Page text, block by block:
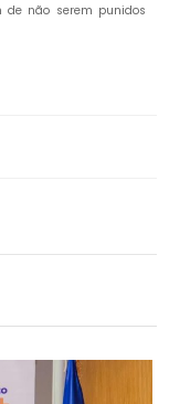
de não serem punidos